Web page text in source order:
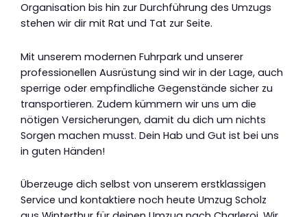
Organisation bis hin zur Durchführung des Umzugs
stehen wir dir mit Rat und Tat zur Seite.
Mit unserem modernen Fuhrpark und unserer
professionellen Ausrüstung sind wir in der Lage, auch
sperrige oder empfindliche Gegenstände sicher zu
transportieren. Zudem kümmern wir uns um die
nötigen Versicherungen, damit du dich um nichts
Sorgen machen musst. Dein Hab und Gut ist bei uns
in guten Händen!
Überzeuge dich selbst von unserem erstklassigen
Service und kontaktiere noch heute Umzug Scholz